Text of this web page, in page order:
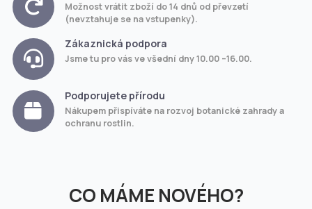
Možnost vrátit zboží do 14 dnů od převzetí
(nevztahuje se na vstupenky).
Zákaznická podpora
Jsme tu pro vás ve všední dny 10.00 –16.00.
Podporujete přírodu
Nákupem přispíváte na rozvoj botanické zahrady a
ochranu rostlin.
CO MÁME NOVÉHO?